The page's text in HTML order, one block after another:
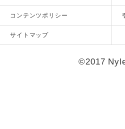
コンテンツポリシー
サイトマップ
©2017